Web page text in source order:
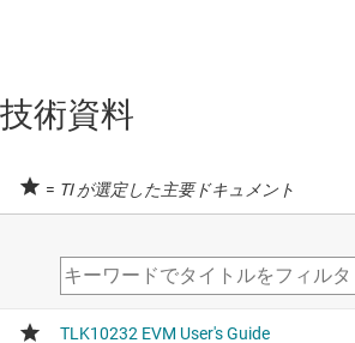
技術資料
= TI が選定した主要ドキュメント